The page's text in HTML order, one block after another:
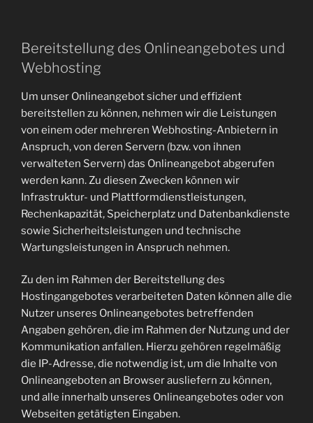
Bereitstellung des Onlineangebotes und
Webhosting
Um unser Onlineangebot sicher und effizient
bereitstellen zu können, nehmen wir die Leistungen
von einem oder mehreren Webhosting-Anbietern in
Anspruch, von deren Servern (bzw. von ihnen
verwalteten Servern) das Onlineangebot abgerufen
werden kann. Zu diesen Zwecken können wir
Infrastruktur- und Plattformdienstleistungen,
Rechenkapazität, Speicherplatz und Datenbankdienste
sowie Sicherheitsleistungen und technische
Wartungsleistungen in Anspruch nehmen.
Zu den im Rahmen der Bereitstellung des
Hostingangebotes verarbeiteten Daten können alle die
Nutzer unseres Onlineangebotes betreffenden
Angaben gehören, die im Rahmen der Nutzung und der
Kommunikation anfallen. Hierzu gehören regelmäßig
die IP-Adresse, die notwendig ist, um die Inhalte von
Onlineangeboten an Browser ausliefern zu können,
und alle innerhalb unseres Onlineangebotes oder von
Webseiten getätigten Eingaben.